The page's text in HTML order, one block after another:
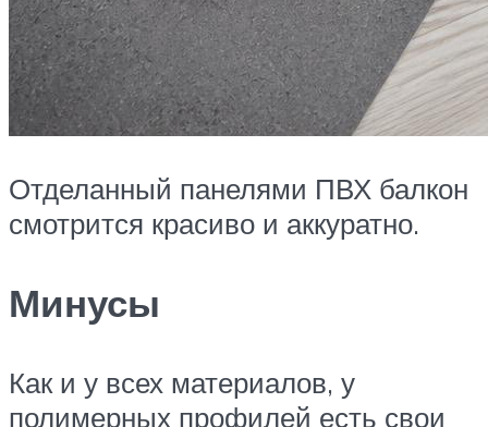
Отделанный панелями ПВХ балкон
смотрится красиво и аккуратно.
Минусы
Как и у всех материалов, у
полимерных профилей есть свои